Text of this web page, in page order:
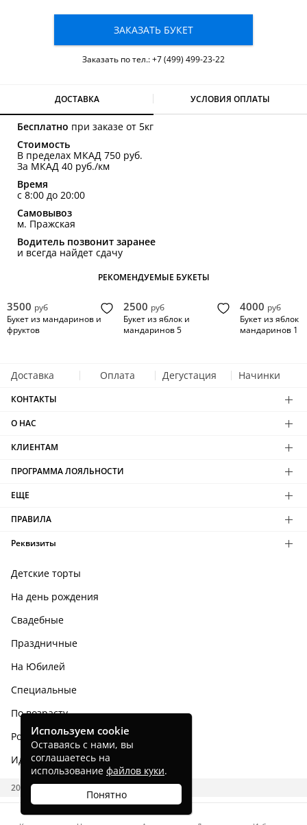
ЗАКАЗАТЬ БУКЕТ
Заказать по тел.:+7 (499) 499-23-22
ДОСТАВКА УСЛОВИЯ ОПЛАТЫ
Бесплатно при заказе от 5кг
Стоимость
В пределах МКАД 750 руб.
За МКАД 40 руб./км
Время
с 8:00 до 20:00
Самовывоз
м. Пражская
Водитель позвонит заранее
и всегда найдет сдачу
РЕКОМЕНДУЕМЫЕ БУКЕТЫ
3500 руб
Букет из мандаринов и
фруктов
2500 руб
Букет из яблок и
мандаринов 5
4000 руб
Букет из яблок и
мандаринов 1
Доставка Оплата Дегустация Начинки
КОНТАКТЫ
О НАС
КЛИЕНТАМ
ПРОГРАММА ЛОЯЛЬНОСТИ
ЕЩЕ
ПРАВИЛА
Реквизиты
Детские торты
На день рождения
Свадебные
Праздничные
На Юбилей
Специальные
По возрасту
Родным и близким
Идеи тортов
2026 CAKES.RU
Используем cookie
Оставаясь с нами, вы
соглашаетесь на
использование файлов куки.
Понятно